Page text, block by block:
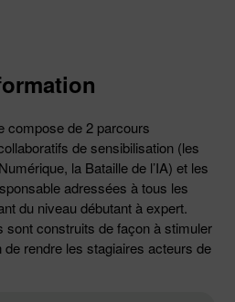
compose de 2 parcours
de sensibilisation (les
la Bataille de l’IA) et les
adressées à tous les
du niveau débutant à expert.
sont construits de façon à stimuler
de rendre les stagiaires acteurs de